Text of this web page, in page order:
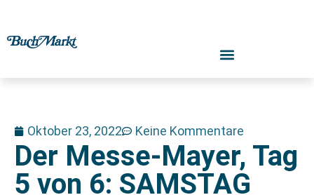
Oktober 23, 2022 Keine Kommentare
Der Messe-Mayer, Tag
5 von 6: SAMSTAG